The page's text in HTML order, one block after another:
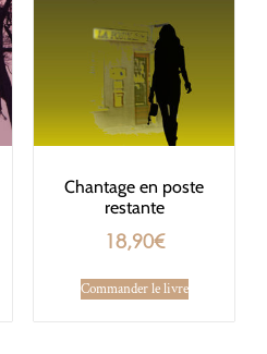
Chantage en poste
restante
18,90€
Commander le livre